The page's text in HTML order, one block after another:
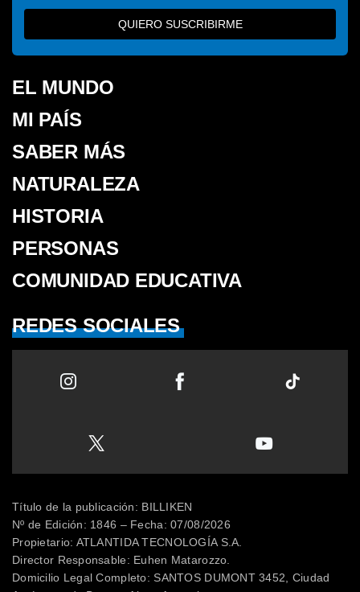
QUIERO SUSCRIBIRME
EL MUNDO
MI PAÍS
SABER MÁS
NATURALEZA
HISTORIA
PERSONAS
COMUNIDAD EDUCATIVA
REDES SOCIALES
Título de la publicación: BILLIKEN
Nº de Edición: 1846 – Fecha: 07/08/2026
Propietario: ATLANTIDA TECNOLOGÍA S.A.
Director Responsable: Euhen Matarozzo.
Domicilio Legal Completo: SANTOS DUMONT 3452, Ciudad